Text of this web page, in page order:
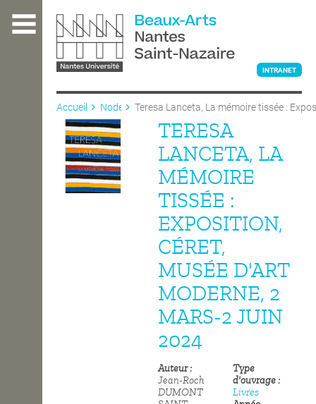
contenu
L'ÉCOLE
ENSEIGNEMENT
INTRANET
Accueil Node
Teresa Lanceta, La mémoire tissée :
TERESA
LANCETA, LA
MÉMOIRE
TISSÉE :
EXPOSITION,
CÉRET,
MUSÉE D'ART
MODERNE, 2
MARS-2 JUIN
2024
Auteur
Jean-Roch
DUMONT
Type
d'ouvrage
Livres